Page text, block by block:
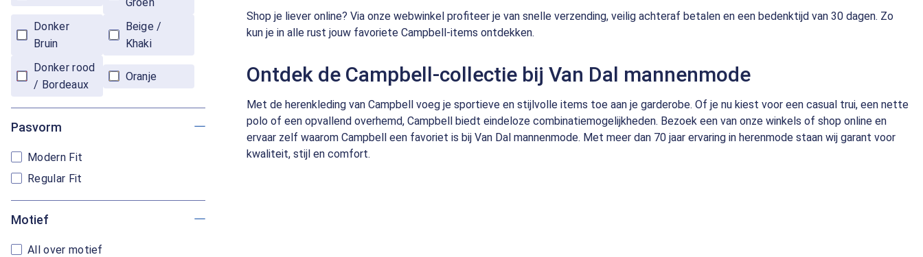
Donker
Bruin
Beige /
Khaki
Donker rood
/ Bordeaux
Oranje
Pasvorm
Modern Fit
Regular Fit
Motief
All over motief
Shop je liever online? Via onze webwinkel profiteer je van snelle verzending, veilig achteraf betalen en een bedenktijd van 30 dagen. Zo
kun je in alle rust jouw favoriete Campbell-items ontdekken.
Ontdek de Campbell-collectie bij Van Dal mannenmode
Met de herenkleding van Campbell voeg je sportieve en stijlvolle items toe aan je garderobe. Of je nu kiest voor een casual trui, een nette
polo of een opvallend overhemd, Campbell biedt eindeloze combinatiemogelijkheden. Bezoek een van onze winkels of shop online en
ervaar zelf waarom Campbell een favoriet is bij Van Dal mannenmode. Met meer dan 70 jaar ervaring in herenmode staan wij garant voor
kwaliteit, stijl en comfort.